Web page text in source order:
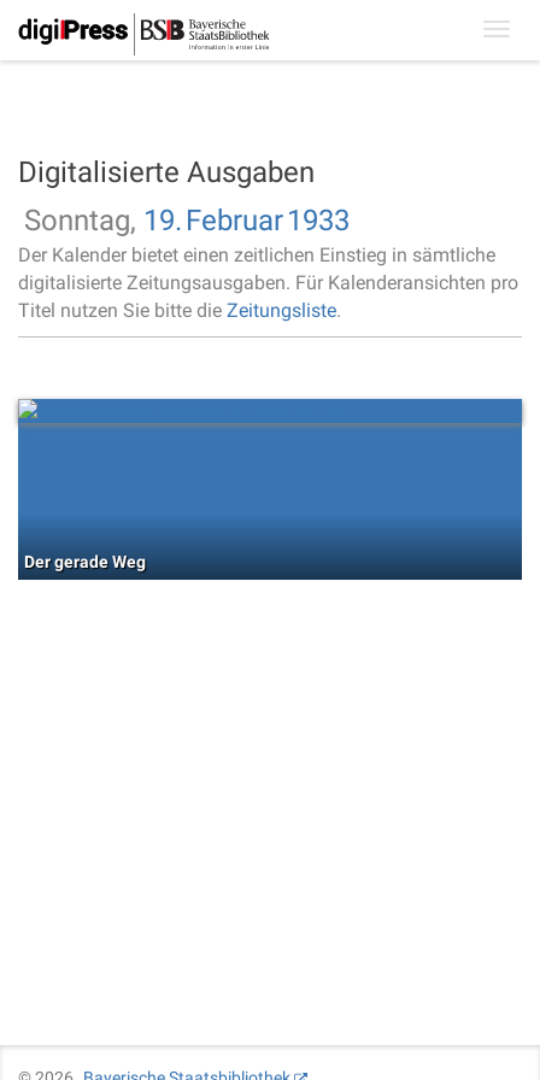
Digitalisierte Ausgaben
Sonntag, 19. Februar1933
Der Kalender bietet einen zeitlichen Einstieg in sämtliche
digitalisierte Zeitungsausgaben. Für Kalenderansichten pro
Titel nutzen Sie bitte die Zeitungsliste.
Der gerade Weg